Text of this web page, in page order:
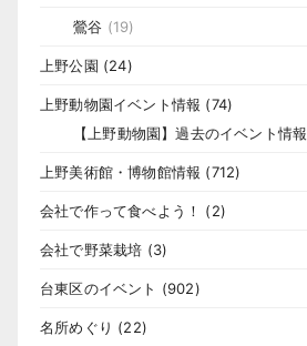
鶯谷 (19)
上野公園 (24)
上野動物園イベント情報 (74)
【上野動物園】過去のイベント情報
上野美術館・博物館情報 (712)
会社で作って食べよう！ (2)
会社で野菜栽培 (3)
台東区のイベント (902)
名所めぐり (22)